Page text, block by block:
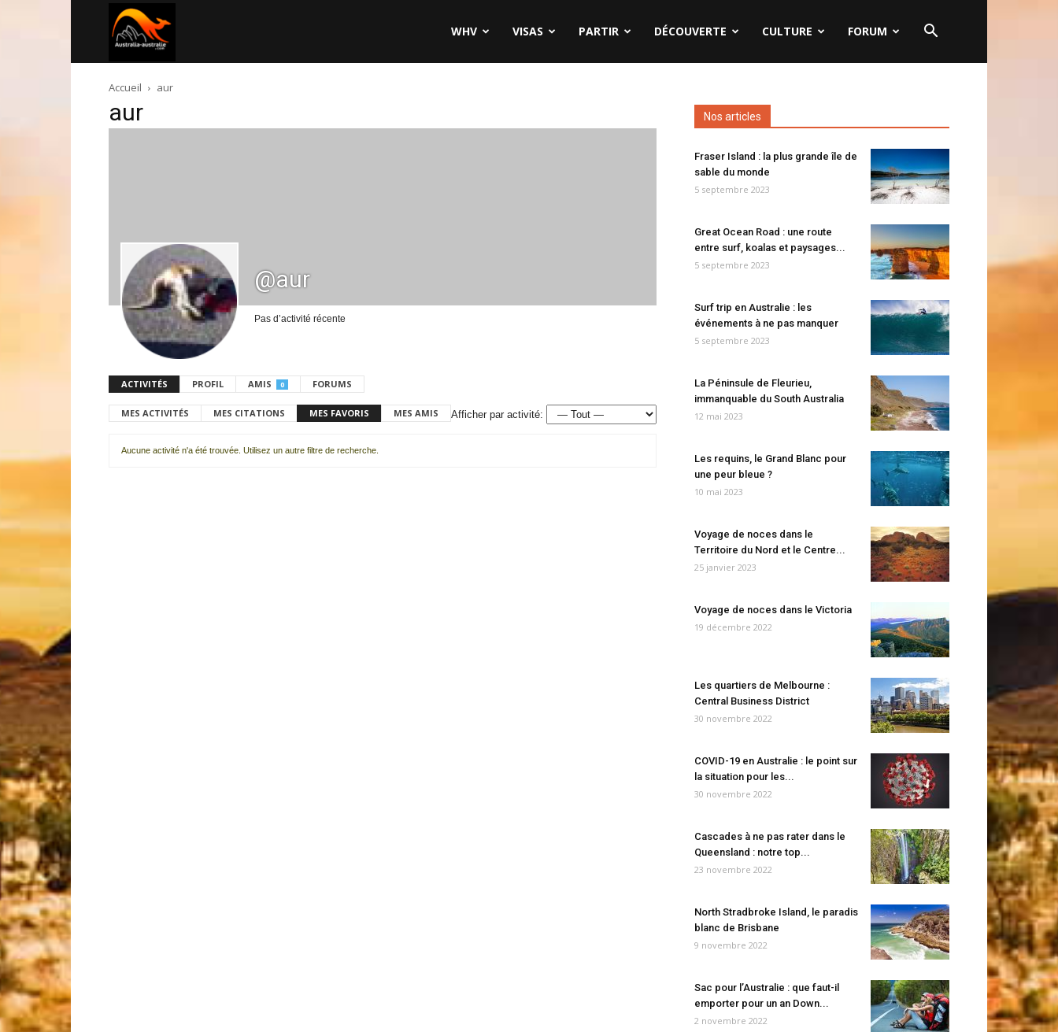
WHV VISAS PARTIR DÉCOUVERTE CULTURE FORUM
Accueil aur
aur
@aur
Pas d’activité récente
ACTIVITÉS PROFIL AMIS 0 FORUMS
MES ACTIVITÉS MES CITATIONS MES FAVORIS MES AMIS Afficher par activité:
Aucune activité n'a été trouvée. Utilisez un autre filtre de recherche.
Nos articles
Fraser Island : la plus grande île de
sable du monde
5 septembre 2023
Great Ocean Road : une route
entre surf, koalas et paysages...
5 septembre 2023
Surf trip en Australie : les
événements à ne pas manquer
5 septembre 2023
La Péninsule de Fleurieu,
immanquable du South Australia
12 mai 2023
Les requins, le Grand Blanc pour
une peur bleue ?
10 mai 2023
Voyage de noces dans le
Territoire du Nord et le Centre...
25 janvier 2023
Voyage de noces dans le Victoria
19 décembre 2022
Les quartiers de Melbourne :
Central Business District
30 novembre 2022
COVID-19 en Australie : le point sur
la situation pour les...
30 novembre 2022
Cascades à ne pas rater dans le
Queensland : notre top...
23 novembre 2022
North Stradbroke Island, le paradis
blanc de Brisbane
9 novembre 2022
Sac pour l’Australie : que faut-il
emporter pour un an Down...
2 novembre 2022